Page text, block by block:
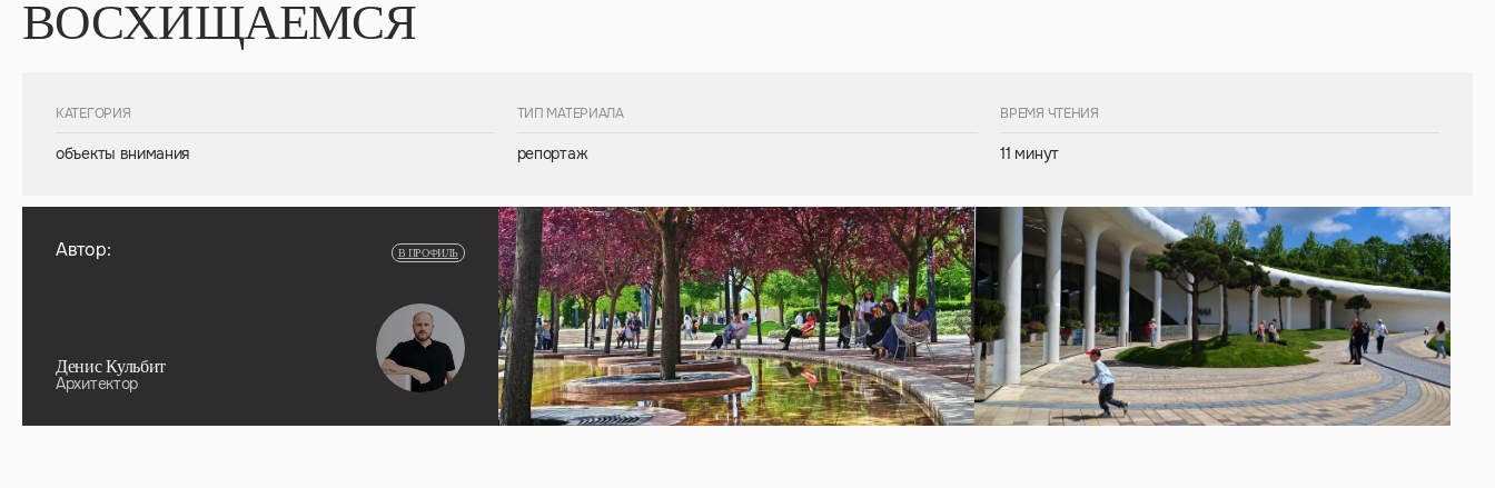
ВОСХИЩАЕМСЯ
КАТЕГОРИЯ
объекты внимания
ТИП МАТЕРИАЛА
репортаж
ВРЕМЯ ЧТЕНИЯ
11 минут
Денис Кульбит
Архитектор
В ПРОФИЛЬ
Автор: